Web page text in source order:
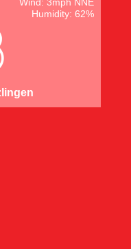
Humidity: 62%